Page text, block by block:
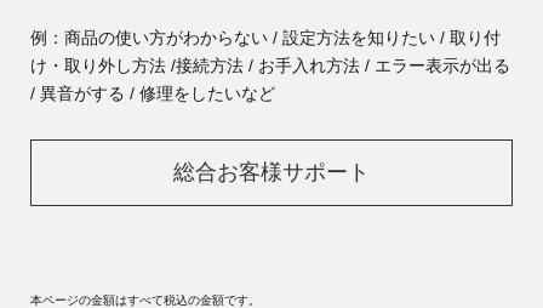
例：商品の使い方がわからない / 設定方法を知りたい / 取り付
け・取り外し方法 /接続方法 / お手入れ方法 / エラー表示が出る
/ 異音がする / 修理をしたいなど
総合お客様サポート
本ページの金額はすべて税込の金額です。